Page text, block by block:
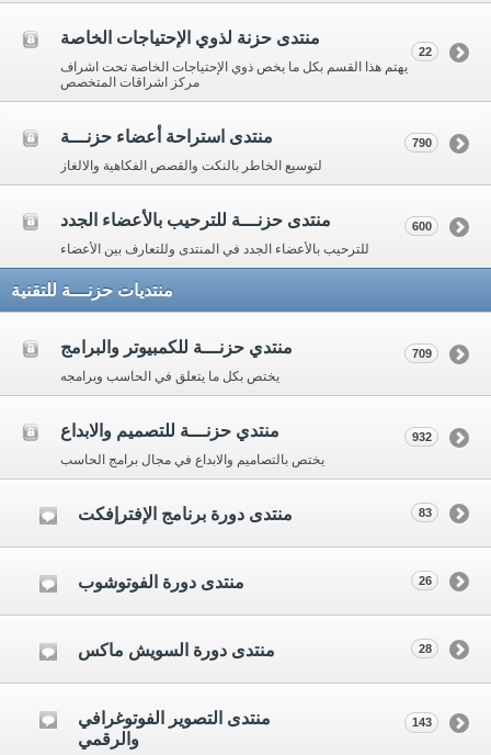
منتدى حزنة لذوي الإحتياجات الخاصة
يهتم هذا القسم بكل ما يخص ذوي الإحتياجات الخاصة تحت اشراف
مركز اشراقات المتخصص
22
منتدى استراحة أعضاء حزنـــة
لتوسيع الخاطر بالنكت والقصص الفكاهية والالغاز
790
منتدى حزنـــة للترحيب بالأعضاء الجدد
للترحيب بالأعضاء الجدد في المنتدى وللتعارف بين الأعضاء
600
منتديات حزنـــة للتقنية
منتدي حزنـــة للكمبيوتر والبرامج
يختص بكل ما يتعلق في الحاسب وبرامجه
709
منتدي حزنـــة للتصميم والابداع
يختص بالتصاميم والابداع في مجال برامج الحاسب
932
منتدى دورة برنامج الإفترإفكت 83
منتدى دورة الفوتوشوب 26
منتدى دورة السويش ماكس 28
منتدى التصوير الفوتوغرافي
والرقمي
143